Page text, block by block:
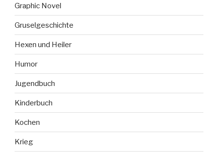
Graphic Novel
Gruselgeschichte
Hexen und Heiler
Humor
Jugendbuch
Kinderbuch
Kochen
Krieg